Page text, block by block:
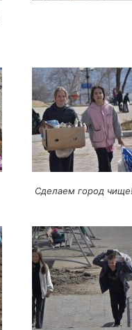
Сделаем город